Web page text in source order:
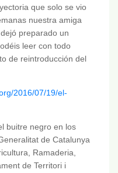
que solo se vio
nuestra amiga
preparado un
leer con todo
de reintroducción del
2016/07/19/el-
buitre negro en los
de Catalunya
Ramaderia,
de Territori i